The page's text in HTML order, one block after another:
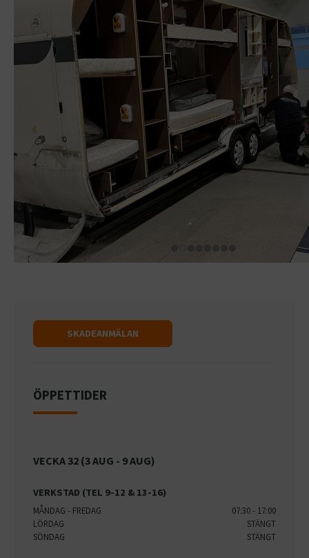
SKADEANMÄLAN
ÖPPETTIDER
VECKA 32 (3 AUG - 9 AUG)
VERKSTAD (TEL 9-12 & 13-16)
MÅNDAG - FREDAG
07:30 - 17:00
LÖRDAG
STÄNGT
SÖNDAG
STÄNGT